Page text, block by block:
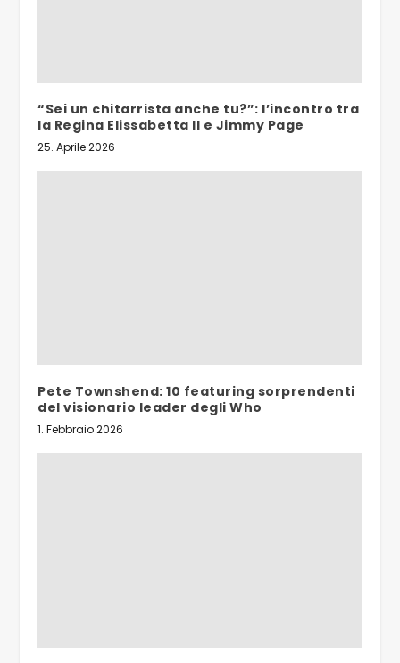
“Sei un chitarrista anche tu?”: l’incontro tra
la Regina Elissabetta II e Jimmy Page
25. Aprile 2026
Pete Townshend: 10 featuring sorprendenti
del visionario leader degli Who
1. Febbraio 2026